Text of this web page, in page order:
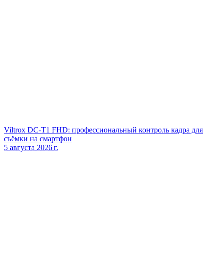
Viltrox DC‑T1 FHD: профессиональный контроль кадра для
съёмки на смартфон
5 августа 2026 г.